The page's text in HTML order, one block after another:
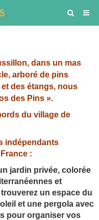
dans un mas
arboré de pins
et des étangs, nous
des Pins ».
du village de
indépendants
:
jardin privée, colorée
et
un espace du
et une pergola avec
pour organiser vos